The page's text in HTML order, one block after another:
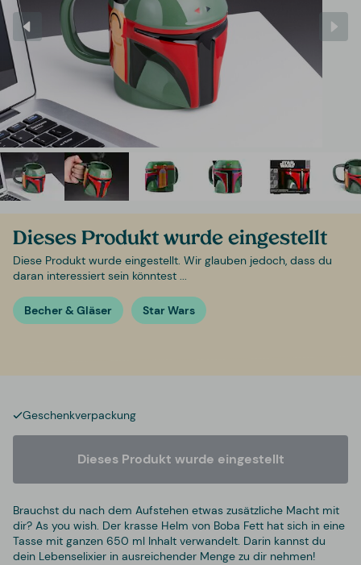
Dieses Produkt wurde eingestellt
Diese Produkt wurde eingestellt. Wir glauben jedoch, dass du
daran interessiert sein könntest ...
Becher & Gläser Star Wars
Geschenkverpackung
Dieses Produkt wurde eingestellt
Brauchst du nach dem Aufstehen etwas zusätzliche Macht mit
dir? As you wish. Der krasse Helm von Boba Fett hat sich in eine
Tasse mit ganzen 650 ml Inhalt verwandelt. Darin kannst du
dein Lebenselixier in ausreichender Menge zu dir nehmen!